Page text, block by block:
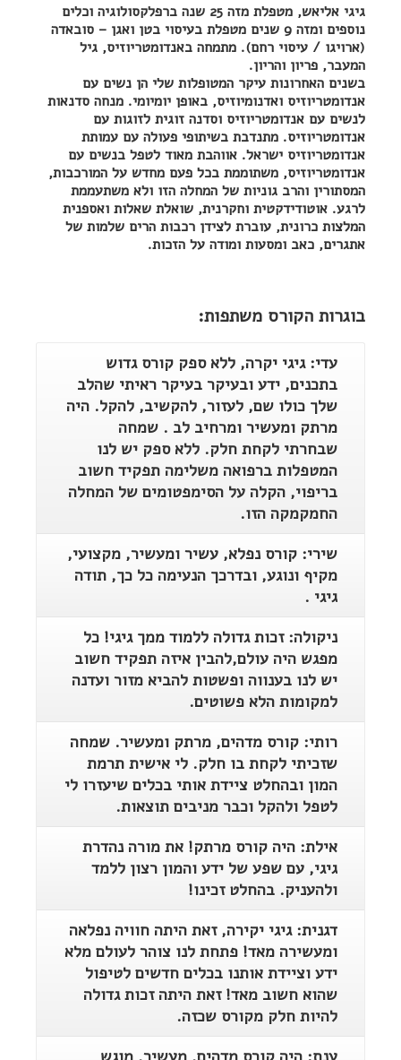
גיגי אליאש, מטפלת מזה 25 שנה ברפלקסולוגיה וכלים
נוספים ומזה 9 שנים מטפלת בעיסוי בטן ואגן – סובאדה
(ארויגו / עיסוי רחם). מתמחה באנדומטריוזיס, גיל
המעבר, פריון והריון.
בשנים האחרונות עיקר המטופלות שלי הן נשים עם
אנדומטריוזיס ואדנומיוזיס, באופן יומיומי. מנחה סדנאות
לנשים עם אנדומטריוזיס וסדנה זוגית לזוגות עם
אנדומטריוזיס. מתנדבת בשיתופי פעולה עם עמותת
אנדומטריוזיס ישראל. אווהבת מאוד לטפל בנשים עם
אנדומטריוזיס, משתוממת בכל פעם מחדש על המורכבות,
המסתורין והרב גוניות של המחלה הזו ולא משתעממת
לרגע. אוטודידקטית וחקרנית, שואלת שאלות ואספנית
המלצות כרונית, עוברת לצידן רכבות הרים שלמות של
אתגרים, כאב ומסעות ומודה על הזכות.
בוגרות הקורס משתפות:
עדי: גיגי יקרה, ללא ספק קורס גדוש
בתכנים, ידע ובעיקר בעיקר ראיתי שהלב
שלך כולו שם, לעזור, להקשיב, להקל. היה
מרתק ומעשיר ומרחיב לב . שמחה
שבחרתי לקחת חלק. ללא ספק יש לנו
המטפלות ברפואה משלימה תפקיד חשוב
בריפוי, הקלה על הסימפטומים של המחלה
החמקמקה הזו.
שירי: קורס נפלא, עשיר ומעשיר, מקצועי,
מקיף ונוגע, ובדרכך הנעימה כל כך, תודה
גיגי .
ניקולה: זכות גדולה ללמוד ממך גיגי! כל
מפגש היה עולם,להבין איזה תפקיד חשוב
יש לנו בענווה ופשטות להביא מזור ועדנה
למקומות הלא פשוטים.
רותי: קורס מדהים, מרתק ומעשיר. שמחה
שזכיתי לקחת בו חלק. לי אישית תרמת
המון ובהחלט ציידת אותי בכלים שיעזרו לי
לטפל ולהקל וכבר מניבים תוצאות.
אילת: היה קורס מרתק! את מורה נהדרת
גיגי, עם שפע של ידע והמון רצון ללמד
ולהעניק. בהחלט זכינו!
דגנית: גיגי יקירה, זאת היתה חוויה נפלאה
ומעשירה מאד! פתחת לנו צוהר לעולם מלא
ידע וציידת אותנו בכלים חדשים לטיפול
שהוא חשוב מאד! זאת היתה זכות גדולה
להיות חלק מקורס שכזה.